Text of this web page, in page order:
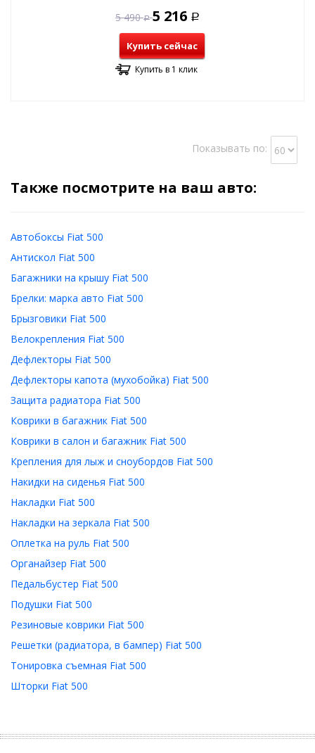
5 490 Р 5 216 Р
Купить сейчас
Купить в 1 клик
Показывать по:
Также посмотрите на ваш авто:
Автобоксы Fiat 500
Антискол Fiat 500
Багажники на крышу Fiat 500
Брелки: марка авто Fiat 500
Брызговики Fiat 500
Велокрепления Fiat 500
Дефлекторы Fiat 500
Дефлекторы капота (мухобойка) Fiat 500
Защита радиатора Fiat 500
Коврики в багажник Fiat 500
Коврики в салон и багажник Fiat 500
Крепления для лыж и сноубордов Fiat 500
Накидки на сиденья Fiat 500
Накладки Fiat 500
Накладки на зеркала Fiat 500
Оплетка на руль Fiat 500
Органайзер Fiat 500
Педальбустер Fiat 500
Подушки Fiat 500
Резиновые коврики Fiat 500
Решетки (радиатора, в бампер) Fiat 500
Тонировка съемная Fiat 500
Шторки Fiat 500